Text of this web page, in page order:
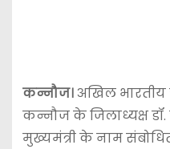
कन्नौज।अखिल भारतीय
कन्नौज के जिलाध्यक्ष
मुख्यमंत्री के नाम